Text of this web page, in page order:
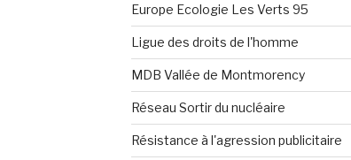
Europe Ecologie Les Verts 95
Ligue des droits de l'homme
MDB Vallée de Montmorency
Réseau Sortir du nucléaire
Résistance à l'agression publicitaire